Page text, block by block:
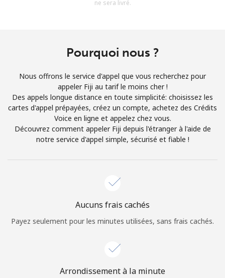
Bonjour!
Identifiez-vous ou INSCRIVEZ-VOUS →
Login
ne sera livré.
Pourquoi nous ?
Nous offrons le service d'appel que vous recherchez pour
appeler Fiji au tarif le moins cher !
Des appels longue distance en toute simplicité: choisissez les
cartes d'appel prépayées, créez un compte, achetez des Crédits
Voice en ligne et appelez chez vous.
Découvrez comment appeler Fiji depuis l'étranger à l'aide de
notre service d'appel simple, sécurisé et fiable !
Aucuns frais cachés
Payez seulement pour les minutes utilisées, sans frais cachés.
Arrondissement à la minute